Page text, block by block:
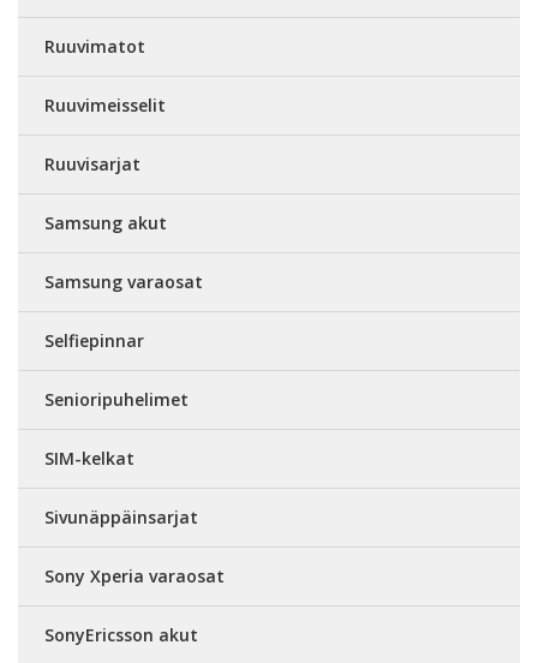
Ruuvimatot
Ruuvimeisselit
Ruuvisarjat
Samsung akut
Samsung varaosat
Selfiepinnar
Senioripuhelimet
SIM-kelkat
Sivunäppäinsarjat
Sony Xperia varaosat
SonyEricsson akut